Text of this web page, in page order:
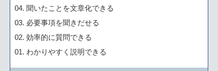
聞いたことを文章化できる
必要事項を聞きだせる
効率的に質問できる
わかりやすく説明できる